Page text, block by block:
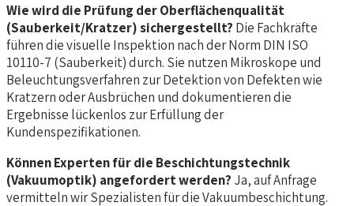
Wie wird die Prüfung der Oberflächenqualität
(Sauberkeit/Kratzer) sichergestellt? Die Fachkräfte
führen die visuelle Inspektion nach der Norm DIN ISO
10110-7 (Sauberkeit) durch. Sie nutzen Mikroskope und
Beleuchtungsverfahren zur Detektion von Defekten wie
Kratzern oder Ausbrüchen und dokumentieren die
Ergebnisse lückenlos zur Erfüllung der
Kundenspezifikationen.
Können Experten für die Beschichtungstechnik
(Vakuumoptik) angefordert werden? Ja, auf Anfrage
vermitteln wir Spezialisten für die Vakuumbeschichtung.